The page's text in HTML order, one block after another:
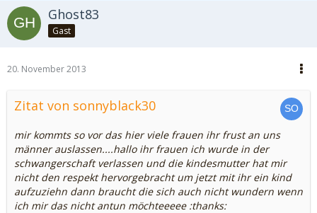
Ghost83
Gast
20. November 2013
Zitat von sonnyblack30
mir kommts so vor das hier viele frauen ihr frust an uns
männer auslassen....hallo ihr frauen ich wurde in der
schwangerschaft verlassen und die kindesmutter hat mir
nicht den respekt hervorgebracht um jetzt mit ihr ein kind
aufzuziehn dann braucht die sich auch nicht wundern wenn
ich mir das nicht antun möchteeeee :thanks: